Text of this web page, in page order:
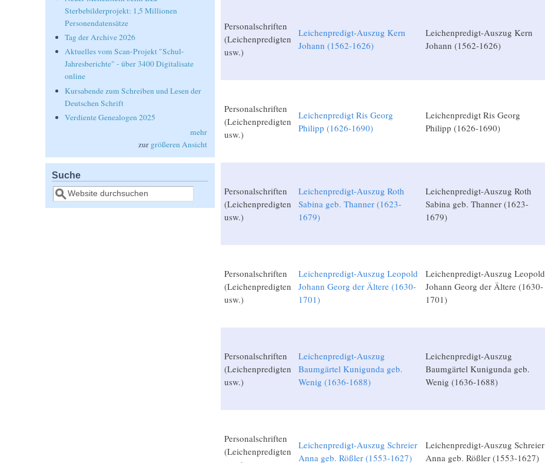
Personalschriften
(Leichenpredigten
usw.)
Leichenpredigt-Auszug Kern
Johann (1562-1626)
Leichenpredigt-Auszug Kern
Johann (1562-1626)
Personalschriften
(Leichenpredigten
usw.)
Leichenpredigt Ris Georg
Philipp (1626-1690)
Leichenpredigt Ris Georg
Philipp (1626-1690)
Personalschriften
(Leichenpredigten
usw.)
Leichenpredigt-Auszug Roth
Sabina geb. Thanner (1623-
1679)
Leichenpredigt-Auszug Roth
Sabina geb. Thanner (1623-
1679)
Personalschriften
(Leichenpredigten
usw.)
Leichenpredigt-Auszug Leopold
Johann Georg der Ältere (1630-
1701)
Leichenpredigt-Auszug Leopold
Johann Georg der Ältere (1630-
1701)
Personalschriften
(Leichenpredigten
usw.)
Leichenpredigt-Auszug
Baumgärtel Kunigunda geb.
Wenig (1636-1688)
Leichenpredigt-Auszug
Baumgärtel Kunigunda geb.
Wenig (1636-1688)
Personalschriften
(Leichenpredigten
Leichenpredigt-Auszug Schreier
Anna geb. Rößler (1553-1627)
Leichenpredigt-Auszug Schreier
Anna geb. Rößler (1553-1627)
Sterbebilderprojekt: 1,5 Millionen
Personendatensätze
Tag der Archive 2026
Aktuelles vom Scan-Projekt "Schul-
Jahresberichte" - über 3400 Digitalisate
online
Kursabende zum Schreiben und Lesen der
Deutschen Schrift
Verdiente Genealogen 2025
mehr
zur größeren Ansicht
Suche
Suche